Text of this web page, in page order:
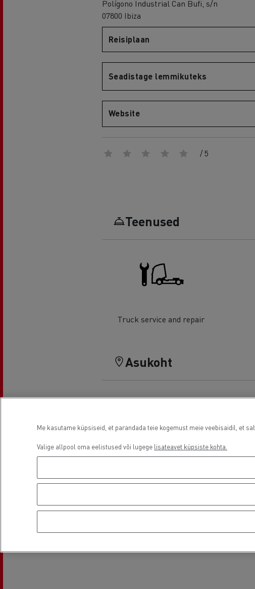
Renault Trucks D
Polígono Industrial Can Bufi, s/n
07800 Ibiza
Reisiplaan
Seadistage lemmikuteks
Website
/ 5
Teenused
Truck service and repair
Asukoht
Me kasutame küpsiseid, et parandada teie kogemust meie veebisaidil, et
Valige allpool oma eelistused või lugege lisateavet küpsiste kohta.